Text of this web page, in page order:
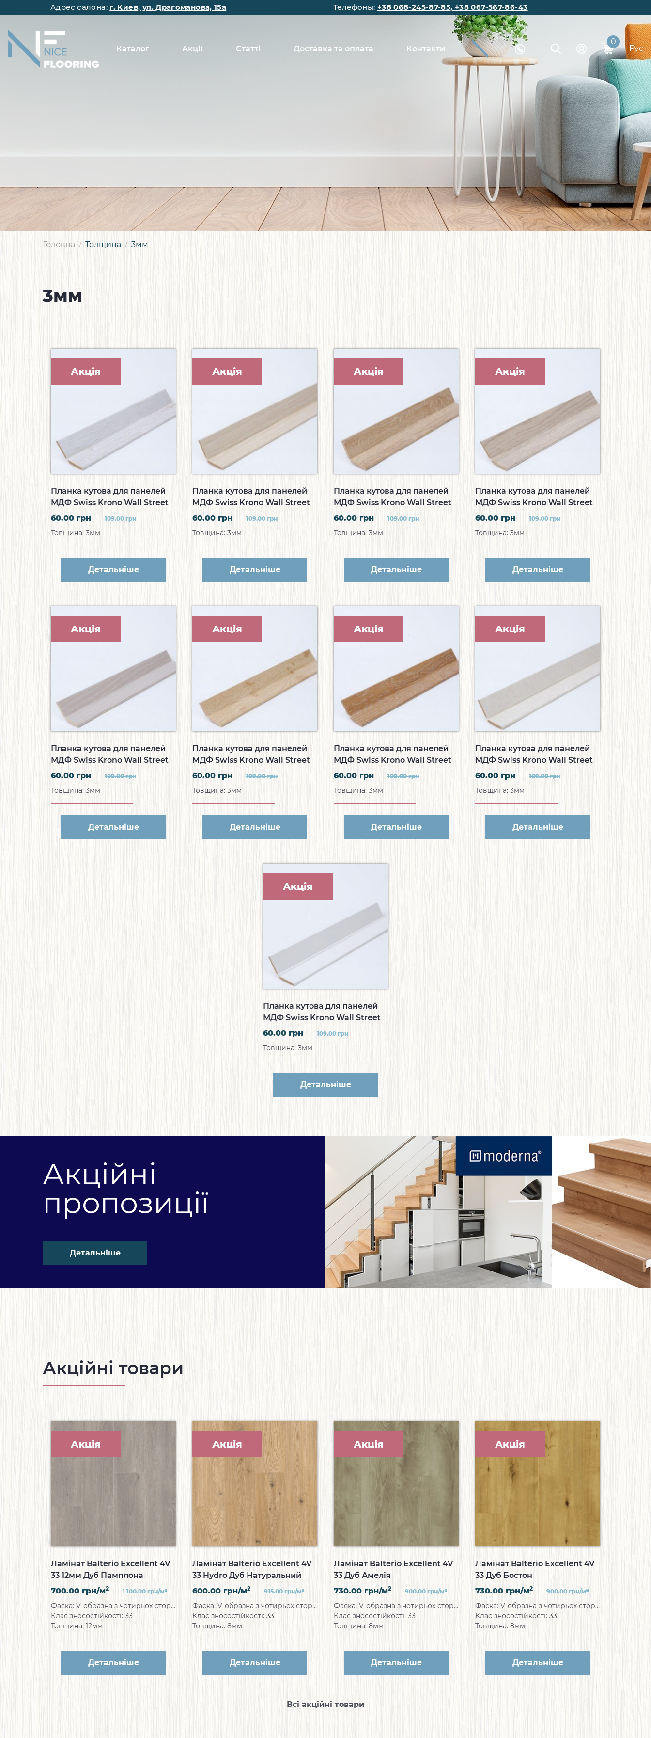
Адрес салона: г. Киев, ул. Драгоманова, 15а Телефоны: +38 068-245-87-85, +38 067-567-86-43
Каталог Акції Статті Доставка та оплата Контакти
0
Рус
Головна Толщина 3мм
3мм
Акція
Планка кутова для панелей
МДФ Swiss Krono Wall Street
Кутова планка Дуб
60.00 грн 109.00грн
Товщина: 3мм
Детальніше
Акція
Планка кутова для панелей
МДФ Swiss Krono Wall Street
Кутова планка Дуб Белфорт
60.00 грн 109.00грн
Товщина: 3мм
Детальніше
Акція
Планка кутова для панелей
МДФ Swiss Krono Wall Street
Кутова планка Дуб Класік
60.00 грн 109.00грн
Товщина: 3мм
Детальніше
Акція
Планка кутова для панелей
МДФ Swiss Krono Wall Street
Кутова планка Дуб
60.00 грн 109.00грн
Товщина: 3мм
Детальніше
Акція
Планка кутова для панелей
МДФ Swiss Krono Wall Street
Кутова планка Дуб
60.00 грн 109.00грн
Товщина: 3мм
Детальніше
Акція
Планка кутова для панелей
МДФ Swiss Krono Wall Street
Кутова планка Дуб Сучковий
60.00 грн 109.00грн
Товщина: 3мм
Детальніше
Акція
Планка кутова для панелей
МДФ Swiss Krono Wall Street
Кутова планка Дуб Сучковий
60.00 грн 109.00грн
Товщина: 3мм
Детальніше
Акція
Планка кутова для панелей
МДФ Swiss Krono Wall Street
Кутова планка Льон W048
60.00 грн 109.00грн
Товщина: 3мм
Детальніше
Акція
Планка кутова для панелей
МДФ Swiss Krono Wall Street
Кутова планка Ясень Класік
60.00 грн 109.00грн
Товщина: 3мм
Детальніше
Акційні
пропозиції
Детальніше
Акційні товари
Акція
Ламінат Balterio Excellent 4V
33 12мм Дуб Памплона
700.00 грн/м2 1 100.00грн/м2
Фаска: V-образна з чотирьох сторін
Клас зносостійкості: 33
Товщина: 12мм
Детальніше
Акція
Ламінат Balterio Excellent 4V
33 Hydro Дуб Натуральний
Пантін
600.00 грн/м2 915.00грн/м2
Фаска: V-образна з чотирьох сторін
Клас зносостійкості: 33
Товщина: 8мм
Детальніше
Акція
Ламінат Balterio Excellent 4V
33 Дуб Амелія
730.00 грн/м2 900.00грн/м2
Фаска: V-образна з чотирьох сторін
Клас зносостійкості: 33
Товщина: 8мм
Детальніше
Акція
Ламінат Balterio Excellent 4V
33 Дуб Бостон
730.00 грн/м2 900.00грн/м2
Фаска: V-образна з чотирьох сторін
Клас зносостійкості: 33
Товщина: 8мм
Детальніше
Всі акційні товари